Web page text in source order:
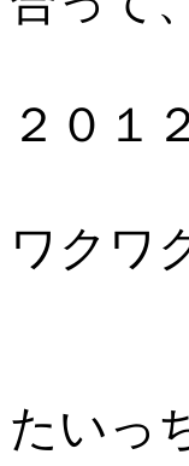
２０１
ワクワ
たいっ